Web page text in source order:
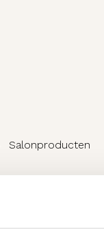
Salonproducten